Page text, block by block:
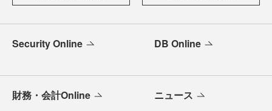
Security Online DB Online
財務・会計Online ニュース